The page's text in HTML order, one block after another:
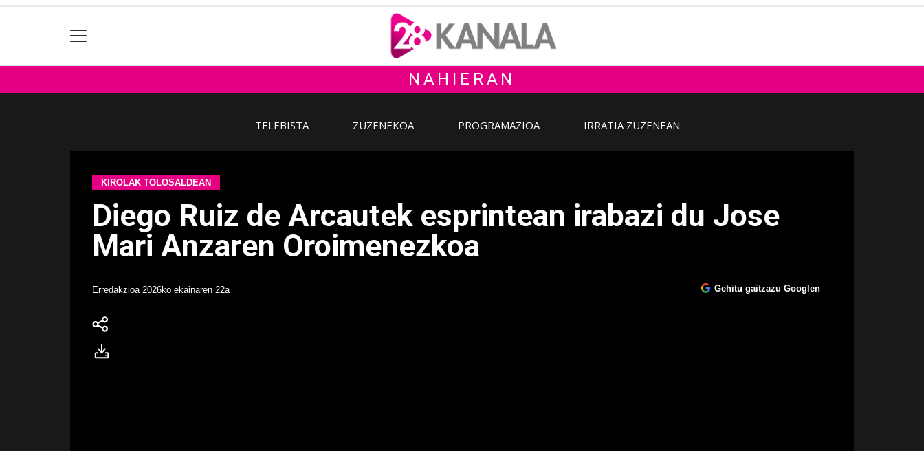
NAHIERAN
TELEBISTA ZUZENEKOA PROGRAMAZIOA IRRATIA ZUZENEAN
KIROLAK TOLOSALDEAN
Diego Ruiz de Arcautek esprintean irabazi du Jose
Mari Anzaren Oroimenezkoa
Erredakzioa 2026ko ekainaren 22a Gehitu gaitzazu Googlen